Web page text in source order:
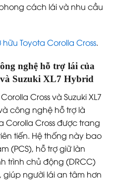
cách lái và nhu cầu
hữu Toyota Corolla Cross.
nghệ hỗ trợ lái của
Suzuki XL7 Hybrid
Cross và Suzuki XL7
công nghệ hỗ trợ là
Corolla Cross được trang
tiến. Hệ thống này bao
(PCS), hỗ trợ giữ làn
trình chủ động (DRCC)
người lái an tâm hơn